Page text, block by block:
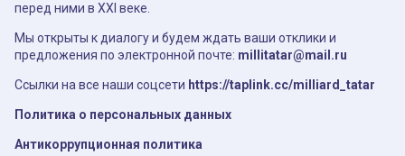
перед ними в XXI веке.
Мы открыты к диалогу и будем ждать ваши отклики и
предложения по электронной почте: millitatar@mail.ru
Ссылки на все наши соцсети https://taplink.cc/milliard_tatar
Политика о персональных данных
Антикоррупционная политика